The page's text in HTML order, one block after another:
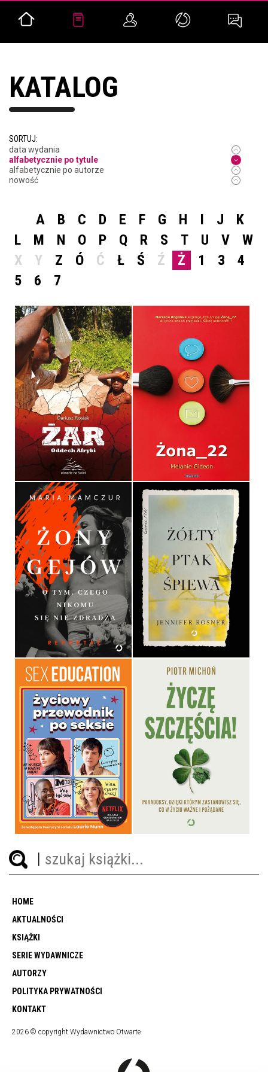
KATALOG
SORTUJ:
data wydania
alfabetycznie po tytule
alfabetycznie po autorze
nowość
A B C D E F G H I J
K
L
M N O P Q R S T U V
W
X
Y Z Ó Ć Ł Ś Ź Ż 1 3
4
5
6 7
ŻAR
DARIUSZ ROSIAK
36,90 ZŁ
ŻONA_22
MELANIE GIDEON
OPRAWA MIĘKKA
36,90 ZŁ
ŻONY GEJÓW
MARIA MAMCZUR
OPRAWA MIĘKKA
ŻÓŁTY PTAK ŚPIEWA
JENNIFER ROSSNER
OPRAWA MIĘKKA ZE SKRZYDEŁKAMI
ŻYCIOWY PRZEWODNIK
PO SEKSIE.
OPRACOWANIE ZBIOROWE
OPRAWA TWARDA
44,99 ZŁ
ŻYCZĘ SZCZĘŚCIA
PIOTR MICHOŃ
OPRAWA MIĘKKA
49,99 ZŁ
HOME
AKTUALNOŚCI
KSIĄŻKI
SERIE WYDAWNICZE
AUTORZY
POLITYKA PRYWATNOŚCI
KONTAKT
2026 © copyright Wydawnictwo Otwarte